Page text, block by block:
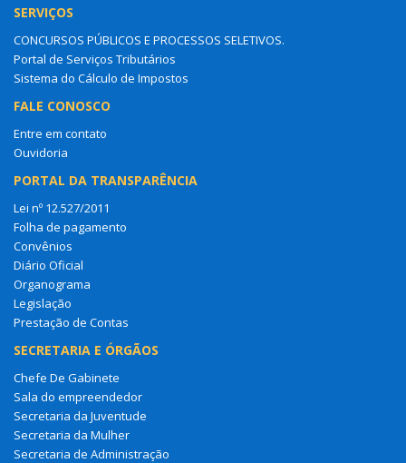
SERVIÇOS
CONCURSOS PÚBLICOS E PROCESSOS SELETIVOS.
Portal de Serviços Tributários
Sistema do Cálculo de Impostos
FALE CONOSCO
Entre em contato
Ouvidoria
PORTAL DA TRANSPARÊNCIA
Lei nº 12.527/2011
Folha de pagamento
Convênios
Diário Oficial
Organograma
Legislação
Prestação de Contas
SECRETARIA E ÓRGÃOS
Chefe De Gabinete
Sala do empreendedor
Secretaria da Juventude
Secretaria da Mulher
Secretaria de Administração